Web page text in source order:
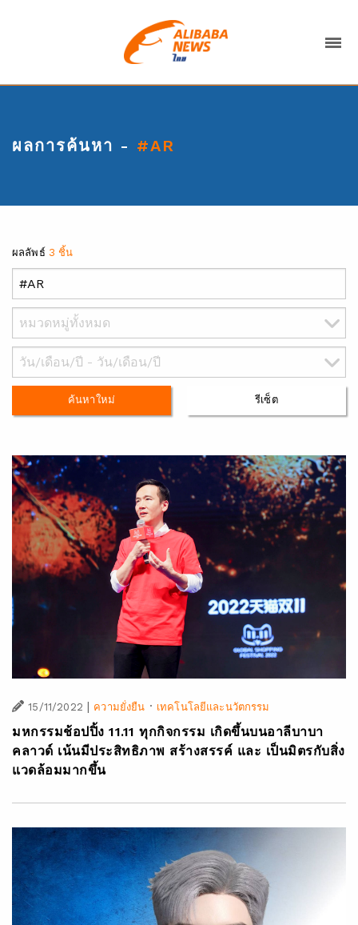
ผลการค้นหา - #AR
ผลลัพธ์ 3 ชิ้น
ค้นหาใหม่ รีเซ็ต
15/11/2022 | ความยั่งยืน · เทคโนโลยีและนวัตกรรม
มหกรรมช้อปปิ้ง 11.11 ทุกกิจกรรม เกิดขึ้นบนอาลีบาบา
คลาวด์ เน้นมีประสิทธิภาพ สร้างสรรค์ และ เป็นมิตรกับสิ่ง
แวดล้อมมากขึ้น